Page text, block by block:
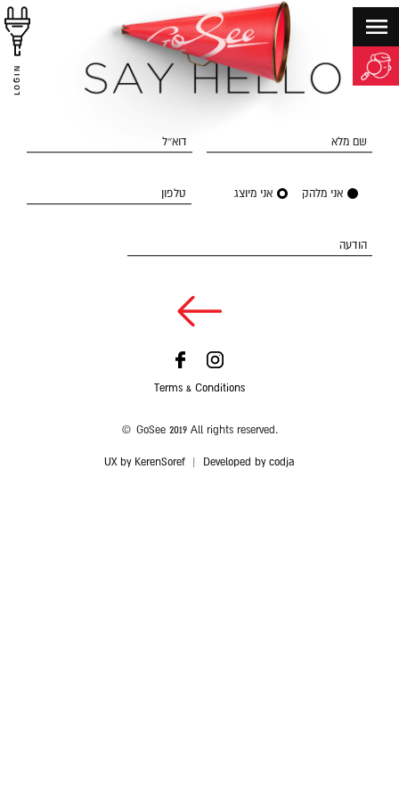
LOGIN
שם מלא דוא״ל
אני מלהק אני מיוצג טלפון
הודעה
Terms & Conditions
© GoSee 2019 All rights reserved.
UX by KerenSoref Developed by codja